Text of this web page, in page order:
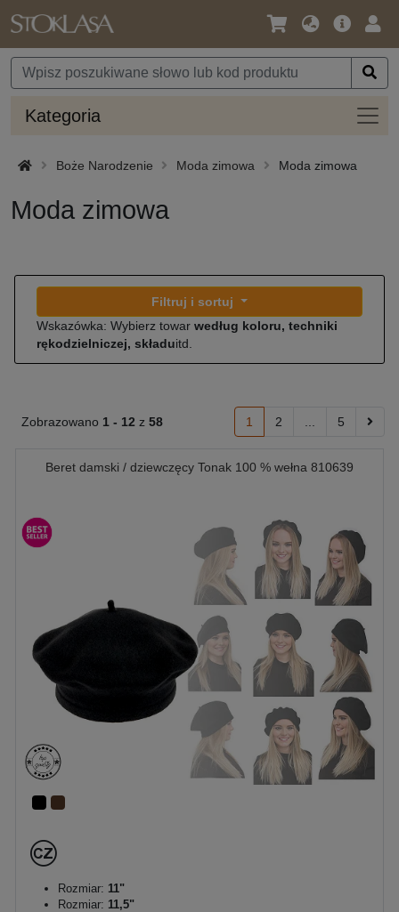
Język
Waluta
Oferta
Kategoria
Boże Narodzenie Moda zimowa Moda zimowa
Moda zimowa
Filtruj i sortuj
Wskazówka: Wybierz towar według koloru, techniki
rękodzielniczej, składuitd.
Zobrazowano 1 - 12 z 58 1 2 5
Beret damski / dziewczęcy Tonak 100 % wełna 810639
Rozmiar: 11"
Rozmiar: 11,5"